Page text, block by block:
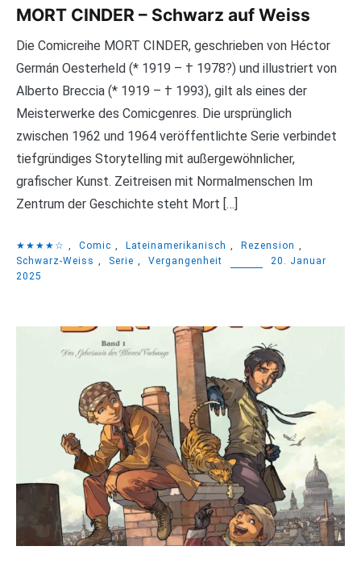
MORT CINDER – Schwarz auf Weiss
Die Comicreihe MORT CINDER, geschrieben von Héctor
Germán Oesterheld (* 1919 – † 1978?) und illustriert von
Alberto Breccia (* 1919 – † 1993), gilt als eines der
Meisterwerke des Comicgenres. Die ursprünglich
zwischen 1962 und 1964 veröffentlichte Serie verbindet
tiefgründiges Storytelling mit außergewöhnlicher,
grafischer Kunst. Zeitreisen mit Normalmenschen Im
Zentrum der Geschichte steht Mort […]
★★★★☆ Comic Lateinamerikanisch Rezension
Schwarz-Weiss
Serie Vergangenheit
20. Januar
2025